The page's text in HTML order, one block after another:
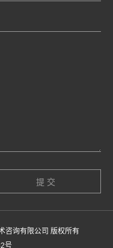
咨询有限公司 版权所有
号